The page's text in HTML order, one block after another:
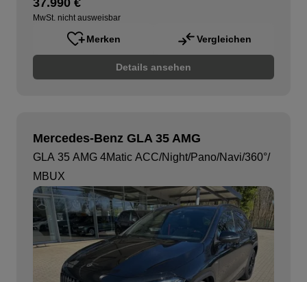
MwSt. nicht ausweisbar
Details ansehen
Merken Vergleichen
Mercedes-Benz GLA 35 AMG
GLA 35 AMG 4Matic ACC/Night/Pano/Navi/360°/
MBUX